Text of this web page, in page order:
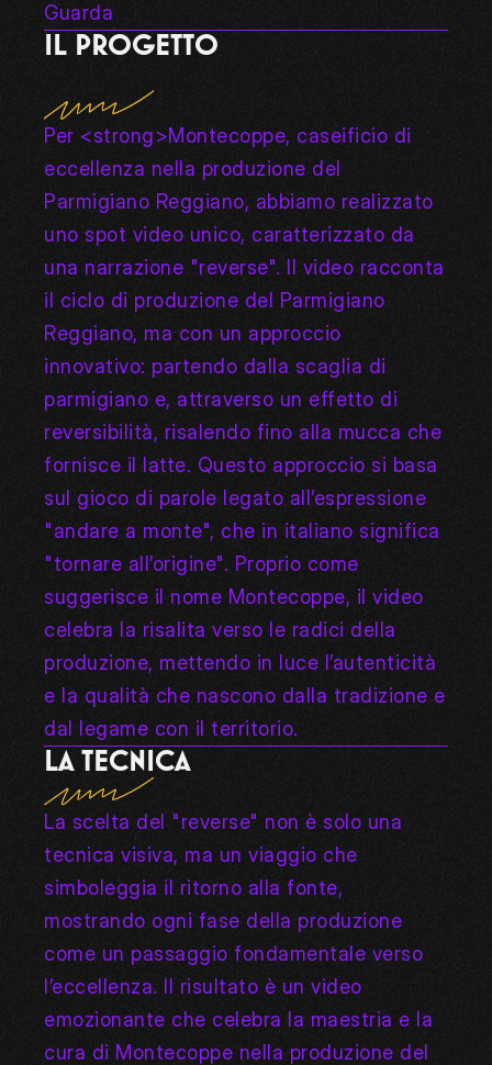
Guarda
IL PROGETTO
Per <strong>Montecoppe, caseificio di
eccellenza nella produzione del
Parmigiano Reggiano, abbiamo realizzato
uno spot video unico, caratterizzato da
una narrazione "reverse". Il video racconta
il ciclo di produzione del Parmigiano
Reggiano, ma con un approccio
innovativo: partendo dalla scaglia di
parmigiano e, attraverso un effetto di
reversibilità, risalendo fino alla mucca che
fornisce il latte. Questo approccio si basa
sul gioco di parole legato all’espressione
"andare a monte", che in italiano significa
"tornare all’origine". Proprio come
suggerisce il nome Montecoppe, il video
celebra la risalita verso le radici della
produzione, mettendo in luce l’autenticità
e la qualità che nascono dalla tradizione e
dal legame con il territorio.
LA TECNICA
La scelta del "reverse" non è solo una
tecnica visiva, ma un viaggio che
simboleggia il ritorno alla fonte,
mostrando ogni fase della produzione
come un passaggio fondamentale verso
l’eccellenza. Il risultato è un video
emozionante che celebra la maestria e la
cura di Montecoppe nella produzione del